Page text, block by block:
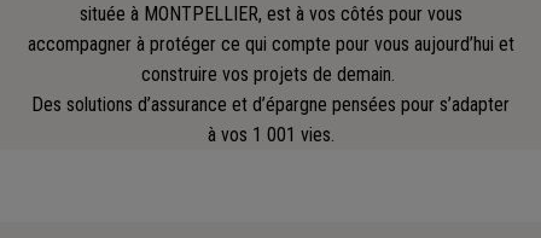
située à MONTPELLIER, est à vos côtés pour vous
accompagner à protéger ce qui compte pour vous aujourd’hui et
construire vos projets de demain.
Des solutions d’assurance et d’épargne pensées pour s’adapter
à vos 1 001 vies.